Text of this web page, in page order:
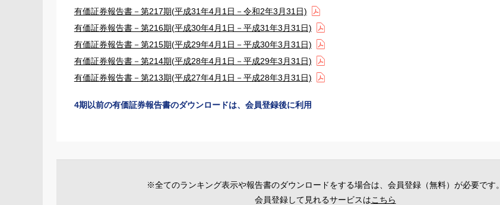
有価証券報告書－第217期(平成31年4月1日－令和2年3月31日)
有価証券報告書－第216期(平成30年4月1日－平成31年3月31日)
有価証券報告書－第215期(平成29年4月1日－平成30年3月31日)
有価証券報告書－第214期(平成28年4月1日－平成29年3月31日)
有価証券報告書－第213期(平成27年4月1日－平成28年3月31日)
4期以前の有価証券報告書のダウンロードは、会員登録後に利用
※全てのランキング表示や報告書のダウンロードをする場合は、会員登録（無料）が必要です。
会員登録して見れるサービスはこちら